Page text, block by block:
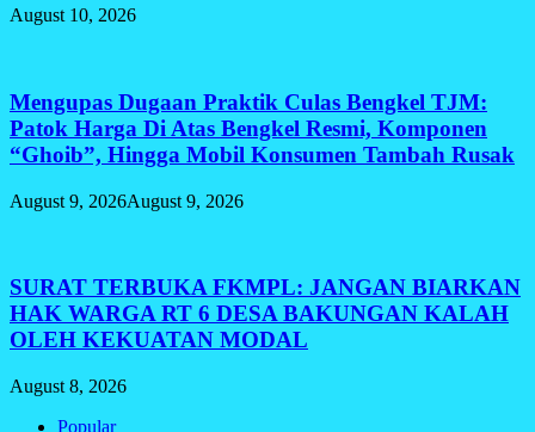
August 10, 2026
Mengupas Dugaan Praktik Culas Bengkel TJM:
Patok Harga Di Atas Bengkel Resmi, Komponen
“Ghoib”, Hingga Mobil Konsumen Tambah Rusak
August 9, 2026August 9, 2026
SURAT TERBUKA FKMPL: JANGAN BIARKAN
HAK WARGA RT 6 DESA BAKUNGAN KALAH
OLEH KEKUATAN MODAL
August 8, 2026
Popular